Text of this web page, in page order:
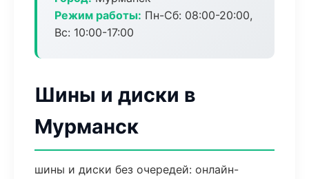
Режим работы: Пн-Сб: 08:00-20:00,
Вс: 10:00-17:00
Шины и диски в
Мурманск
шины и диски без очередей: онлайн-